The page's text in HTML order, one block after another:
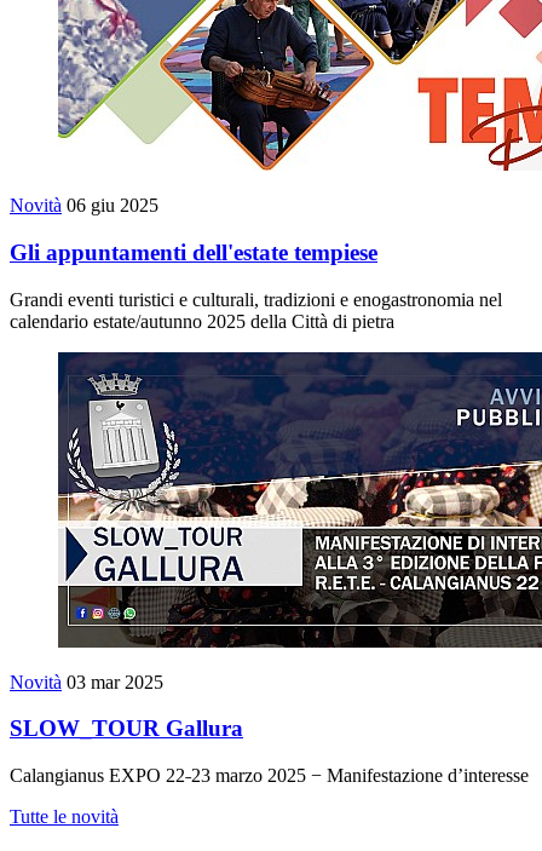
Novità 06 giu 2025
Gli appuntamenti dell'estate tempiese
Grandi eventi turistici e culturali, tradizioni e enogastronomia nel
calendario estate/autunno 2025 della Città di pietra
Novità 03 mar 2025
SLOW_TOUR Gallura
Calangianus EXPO 22˗23 marzo 2025 − Manifestazione d’interesse
Tutte le novità